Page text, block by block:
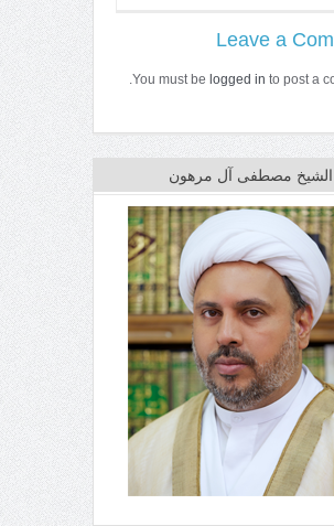
Leave a
You must be logged in to post a
مصطفى آل مرهون